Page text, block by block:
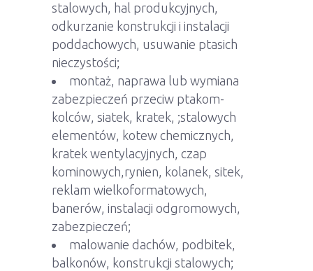
stalowych, hal produkcyjnych,
odkurzanie konstrukcji i instalacji
poddachowych, usuwanie ptasich
nieczystości;
montaż, naprawa lub wymiana
zabezpieczeń przeciw ptakom-
kolców, siatek, kratek, ;stalowych
elementów, kotew chemicznych,
kratek wentylacyjnych, czap
kominowych,rynien, kolanek, sitek,
reklam wielkoformatowych,
banerów, instalacji odgromowych,
zabezpieczeń;
malowanie dachów, podbitek,
balkonów, konstrukcji stalowych;